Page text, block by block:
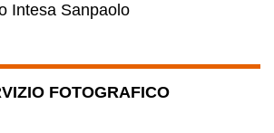
Intesa Sanpaolo
FOTOGRAFICO